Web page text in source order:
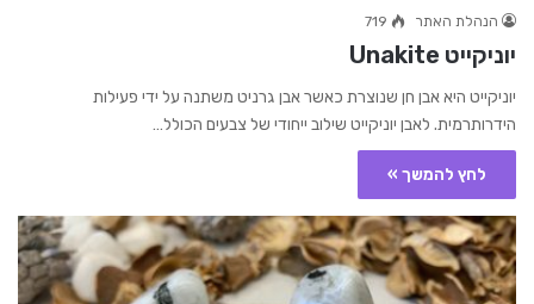
הנהלת האתר 719
יוניקייט Unakite
יוניקייט היא אבן חן שנוצרת כאשר אבן גרניט משתנה על ידי פעילות
הידרותרמית. לאבן יוניקייט שילוב ייחודי של צבעים הכולל…
לחץ להמשך »